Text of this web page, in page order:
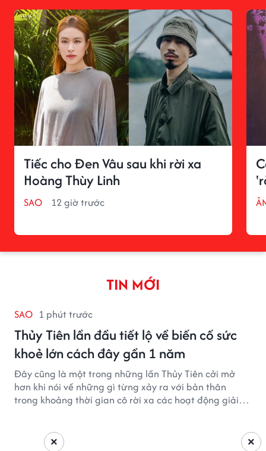
Tiếc cho Đen Vâu sau khi rời xa
Hoàng Thùy Linh
SAO 12 giờ trước
TIN MỚI
SAO 1 phút trước
Thủy Tiên lần đầu tiết lộ về biến cố sức
khoẻ lớn cách đây gần 1 năm
Đây cũng là một trong những lần Thủy Tiên cởi mở
hơn khi nói về những gì từng xảy ra với bản thân
trong khoảng thời gian cô rời xa các hoạt động giải
×
×